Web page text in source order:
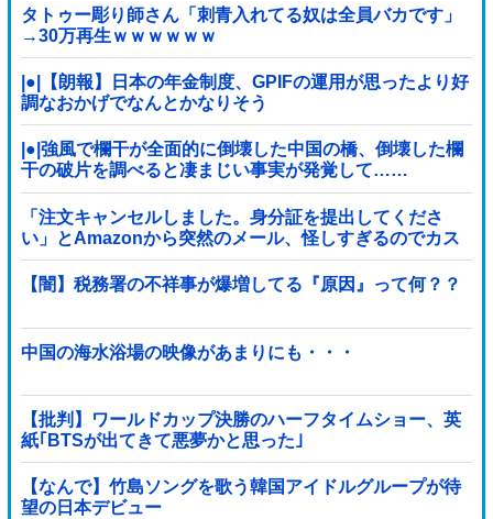
タトゥー彫り師さん「刺青入れてる奴は全員バカです」
→30万再生ｗｗｗｗｗｗ
|●|【朗報】日本の年金制度、GPIFの運用が思ったより好
調なおかげでなんとかなりそう
|●|強風で欄干が全面的に倒壊した中国の橋、倒壊した欄
干の破片を調べると凄まじい事実が発覚して……
「注文キャンセルしました。身分証を提出してくださ
い」とAmazonから突然のメール、怪しすぎるのでカス
タマーに確認したら……
【闇】税務署の不祥事が爆増してる『原因』って何？？
中国の海水浴場の映像があまりにも・・・
【批判】ワールドカップ決勝のハーフタイムショー、英
紙｢BTSが出てきて悪夢かと思った｣
【なんで】竹島ソングを歌う韓国アイドルグループが待
望の日本デビュー